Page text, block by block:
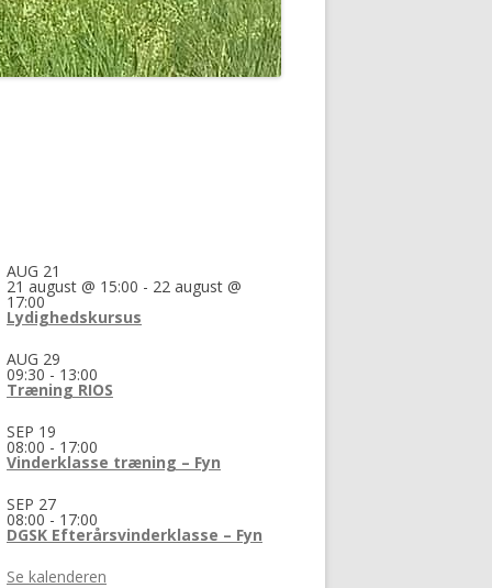
AUG 21
21 august @ 15:00 - 22 august @
17:00
Lydighedskursus
AUG 29
09:30 - 13:00
Træning RIOS
SEP 19
08:00 - 17:00
Vinderklasse træning – Fyn
SEP 27
08:00 - 17:00
DGSK Efterårsvinderklasse – Fyn
Se kalenderen